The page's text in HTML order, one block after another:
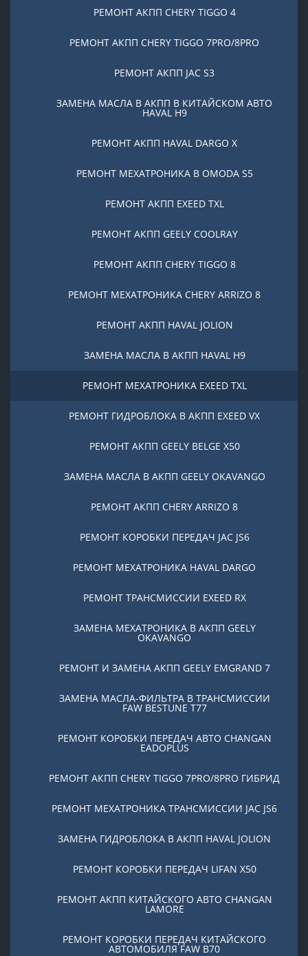
РЕМОНТ АКПП CHERY TIGGO 4
РЕМОНТ АКПП CHERY TIGGO 7PRO/8PRO
РЕМОНТ АКПП JAC S3
ЗАМЕНА МАСЛА В АКПП В КИТАЙСКОМ АВТО
HAVAL H9
РЕМОНТ АКПП HAVAL DARGO X
РЕМОНТ МЕХАТРОНИКА В OMODA S5
РЕМОНТ АКПП EXEED TXL
РЕМОНТ АКПП GEELY COOLRAY
РЕМОНТ АКПП CHERY TIGGO 8
РЕМОНТ МЕХАТРОНИКА CHERY ARRIZO 8
РЕМОНТ АКПП HAVAL JOLION
ЗАМЕНА МАСЛА В АКПП HAVAL H9
РЕМОНТ МЕХАТРОНИКА EXEED TXL
РЕМОНТ ГИДРОБЛОКА В АКПП EXEED VX
РЕМОНТ АКПП GEELY BELGE X50
ЗАМЕНА МАСЛА В АКПП GEELY OKAVANGO
РЕМОНТ АКПП CHERY ARRIZO 8
РЕМОНТ КОРОБКИ ПЕРЕДАЧ JAC JS6
РЕМОНТ МЕХАТРОНИКА HAVAL DARGO
РЕМОНТ ТРАНСМИССИИ EXEED RX
ЗАМЕНА МЕХАТРОНИКА В АКПП GEELY
OKAVANGO
РЕМОНТ И ЗАМЕНА АКПП GEELY EMGRAND 7
ЗАМЕНА МАСЛА-ФИЛЬТРА В ТРАНСМИССИИ
FAW BESTUNE T77
РЕМОНТ КОРОБКИ ПЕРЕДАЧ АВТО CHANGAN
EADOPLUS
РЕМОНТ АКПП CHERY TIGGO 7PRO/8PRO ГИБРИД
РЕМОНТ МЕХАТРОНИКА ТРАНСМИССИИ JAC JS6
ЗАМЕНА ГИДРОБЛОКА В АКПП HAVAL JOLION
РЕМОНТ КОРОБКИ ПЕРЕДАЧ LIFAN X50
РЕМОНТ АКПП КИТАЙСКОГО АВТО CHANGAN
LAMORE
РЕМОНТ КОРОБКИ ПЕРЕДАЧ КИТАЙСКОГО
АВТОМОБИЛЯ FAW B70